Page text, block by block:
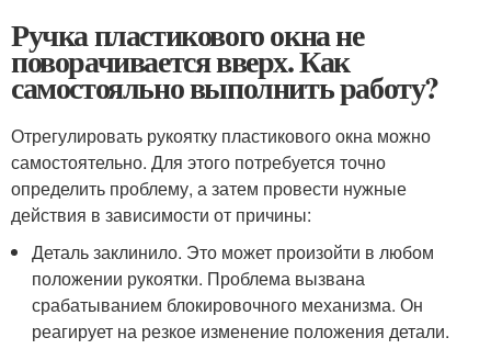
Ручка пластикового окна не
поворачивается вверх. Как
самостояльно выполнить работу?
Отрегулировать рукоятку пластикового окна можно
самостоятельно. Для этого потребуется точно
определить проблему, а затем провести нужные
действия в зависимости от причины:
Деталь заклинило. Это может произойти в любом
положении рукоятки. Проблема вызвана
срабатыванием блокировочного механизма. Он
реагирует на резкое изменение положения детали.